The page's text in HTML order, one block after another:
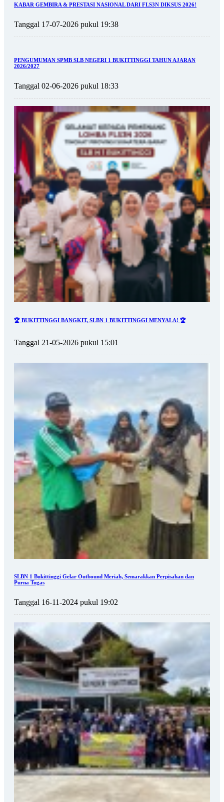
KABAR GEMBIRA & PRESTASI NASIONAL DARI FLS3N DIKSUS 2026!
Tanggal 17-07-2026 pukul 19:38
PENGUMUMAN SPMB SLB NEGERI 1 BUKITTINGGI TAHUN AJARAN
2026/2027
Tanggal 02-06-2026 pukul 18:33
🏆 BUKITTINGGI BANGKIT, SLBN 1 BUKITTINGGI MENYALA! 🏆
Tanggal 21-05-2026 pukul 15:01
SLBN 1 Bukittinggi Gelar Outbound Meriah, Semarakkan Perpisahan dan
Purna Tugas
Tanggal 16-11-2024 pukul 19:02